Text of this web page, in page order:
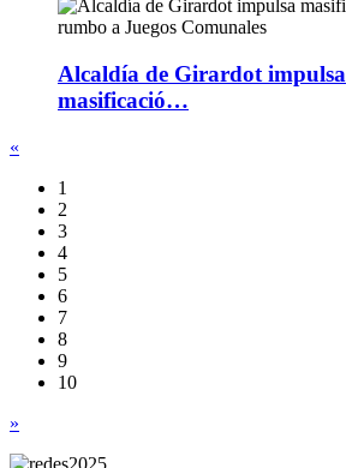
Alcaldía de Girardot impulsa
masificació…
«
1
2
3
4
5
6
7
8
9
10
»